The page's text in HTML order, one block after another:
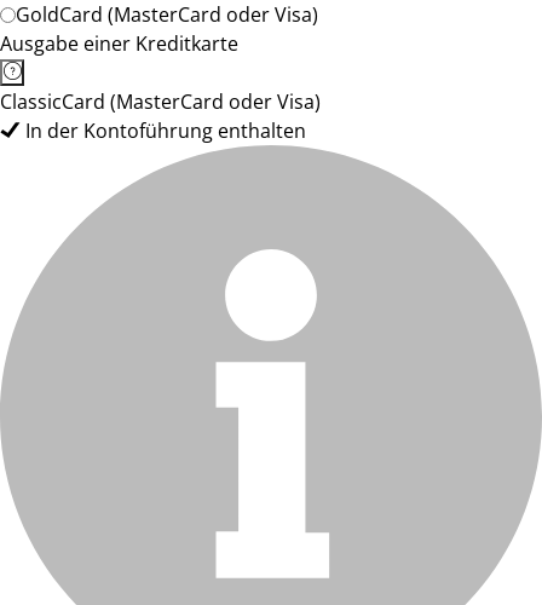
GoldCard (MasterCard oder Visa)
Ausgabe einer Kreditkarte
ClassicCard (MasterCard oder Visa)
In der Kontoführung enthalten